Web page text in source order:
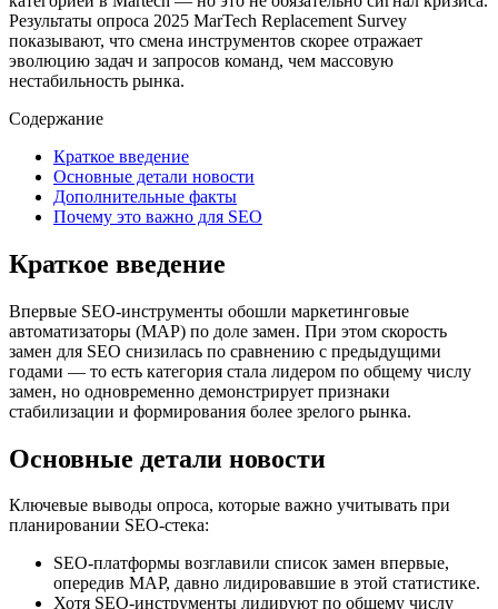
Результаты опроса 2025 MarTech Replacement Survey
показывают, что смена инструментов скорее отражает
эволюцию задач и запросов команд, чем массовую
нестабильность рынка.
Содержание
Краткое введение
Основные детали новости
Дополнительные факты
Почему это важно для SEO
Краткое введение
Впервые SEO‑инструменты обошли маркетинговые
автоматизаторы (MAP) по доле замен. При этом скорость
замен для SEO снизилась по сравнению с предыдущими
годами — то есть категория стала лидером по общему числу
замен, но одновременно демонстрирует признаки
стабилизации и формирования более зрелого рынка.
Основные детали новости
Ключевые выводы опроса, которые важно учитывать при
планировании SEO‑стека:
SEO‑платформы возглавили список замен впервые,
опередив MAP, давно лидировавшие в этой статистике.
Хотя SEO‑инструменты лидируют по общему числу